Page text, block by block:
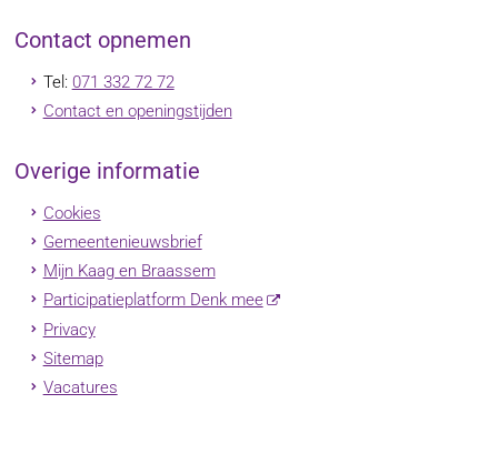
Contact opnemen
Tel: 071 332 72 72
Contact en openingstijden
Overige informatie
Cookies
Gemeentenieuwsbrief
Mijn Kaag en Braassem
Participatieplatform Denk mee
Privacy
Sitemap
Vacatures